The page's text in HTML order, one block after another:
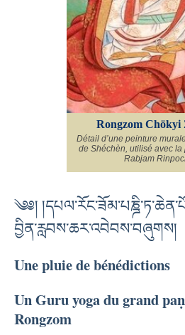
Rongzom Chökyi
Détail d’une peinture
de Shéchèn, utilisé avec la
Rabjam
༄༅།
བྱིན་རླབས་ཆར་འབེབས་བཞུགས།
Une pluie de bénédictions
Un Guru yoga du grand
Rongzom